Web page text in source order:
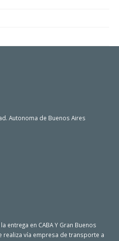
Autonoma de Buenos Aires
entrega en CABA Y Gran Buenos
realiza vía empresa de transporte a